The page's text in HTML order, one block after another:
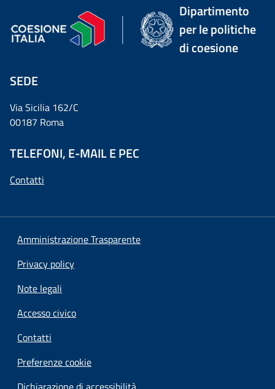
Dipartimento
per le politiche
di coesione
SEDE
Via Sicilia 162/C
00187 Roma
TELEFONI, E-MAIL E PEC
Contatti
Amministrazione Trasparente
Privacy policy
Note legali
Accesso civico
Contatti
Preferenze cookie